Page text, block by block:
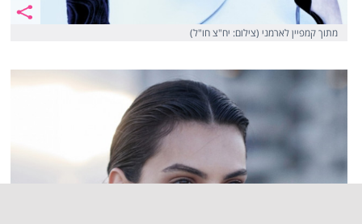
מתוך קמפיין לארמני (צילום: יח"צ חו"ל)